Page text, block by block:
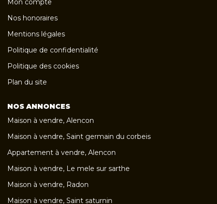
Nos honoraires
Mentions légales
Politique de confidentialité
Politique des cookies
Plan du site
NOS ANNONCES
Maison à vendre, Alencon
Maison à vendre, Saint germain du corbeis
Appartement à vendre, Alencon
Maison à vendre, Le mele sur sarthe
Maison à vendre, Radon
Maison à vendre, Saint saturnin